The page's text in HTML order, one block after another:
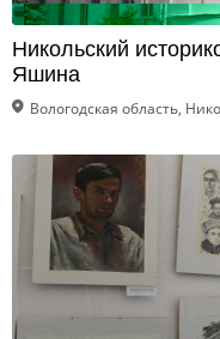
Никольский
Яшина
Вологодская область,